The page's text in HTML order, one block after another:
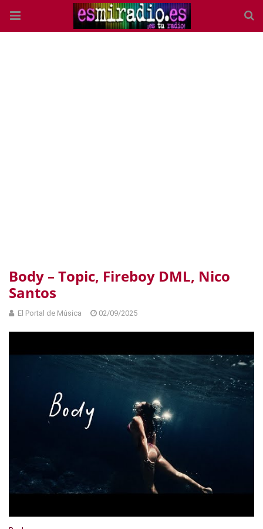
Body – Topic, Fireboy DML, Nico
Santos
El Portal de Música 02/09/2025